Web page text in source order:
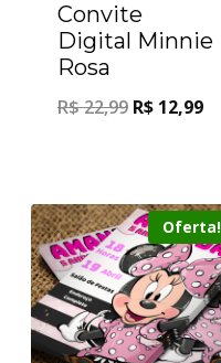
Convite
Digital Minnie
Rosa
R$22,99 R$ 12,99
Oferta!